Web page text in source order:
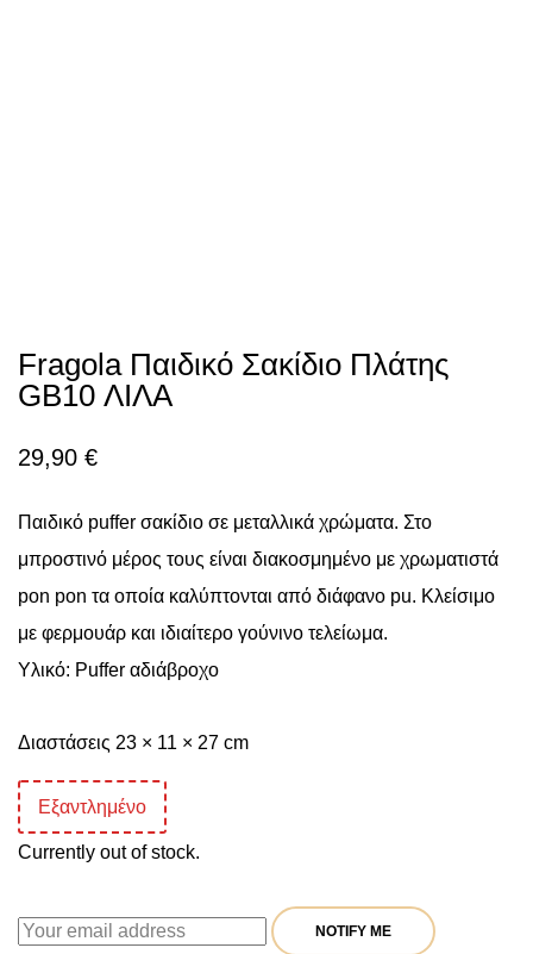
Fragola Παιδικό Σακίδιο Πλάτης
GB10 ΛΙΛΑ
29,90 €
Παιδικό puffer σακίδιο σε μεταλλικά χρώματα. Στο
μπροστινό μέρος τους είναι διακοσμημένο με χρωματιστά
pon pon τα οποία καλύπτονται από διάφανο pu. Κλείσιμο
με φερμουάρ και ιδιαίτερο γούνινο τελείωμα.
Υλικό: Puffer αδιάβροχο
Διαστάσεις 23 × 11 × 27 cm
Εξαντλημένο
Currently out of stock.
NOTIFY ME